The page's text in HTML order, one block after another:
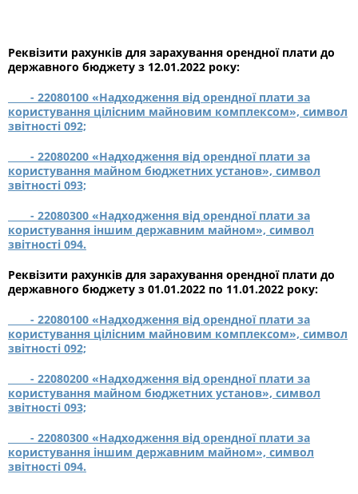
Реквізити рахунків для зарахування орендної плати до
державного бюджету з 12.01.2022 року:
- 22080100 «Надходження від орендної плати за
користування цілісним майновим комплексом», символ
звітності 092;
- 22080200 «Надходження від орендної плати за
користування майном бюджетних установ», символ
звітності 093;
- 22080300 «Надходження від орендної плати за
користування іншим державним майном», символ
звітності 094.
Реквізити рахунків для зарахування орендної плати до
державного бюджету з 01.01.2022 по 11.01.2022 року:
- 22080100 «Надходження від орендної плати за
користування цілісним майновим комплексом», символ
звітності 092;
- 22080200 «Надходження від орендної плати за
користування майном бюджетних установ», символ
звітності 093;
- 22080300 «Надходження від орендної плати за
користування іншим державним майном», символ
звітності 094.